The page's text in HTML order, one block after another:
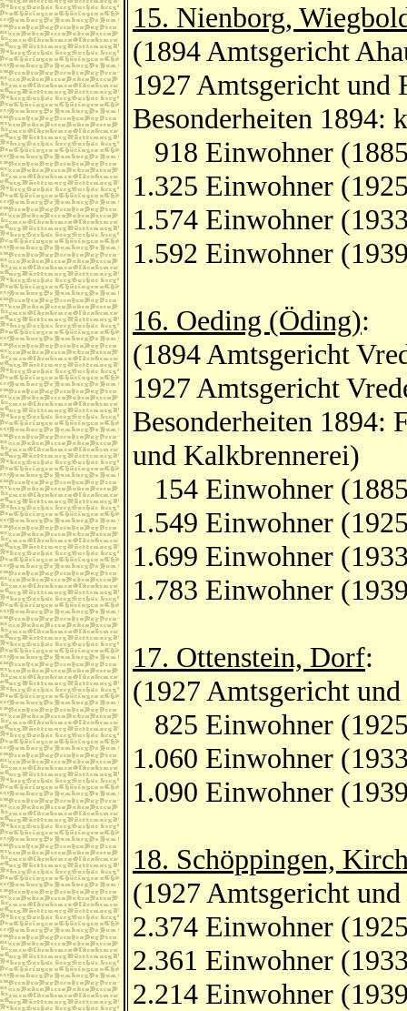
15. Nienborg,
(1894 Amtsgericht
1927 Amtsgericht und
Besonderheiten 1894:
918 Einwohner
1.325 Einwohner
1.574 Einwohner
1.592 Einwohner
16. Oeding (Öding):
(1894 Amtsgericht
1927 Amtsgericht
Besonderheiten 1894:
und Kalkbrennerei)
154 Einwohner
1.549 Einwohner
1.699 Einwohner
1.783 Einwohner
17. Ottenstein, Dorf:
(1927 Amtsgericht
825 Einwohner
1.060 Einwohner
1.090 Einwohner
18. Schöppingen,
(1927 Amtsgericht
2.374 Einwohner
2.361 Einwohner
2.214 Einwohner